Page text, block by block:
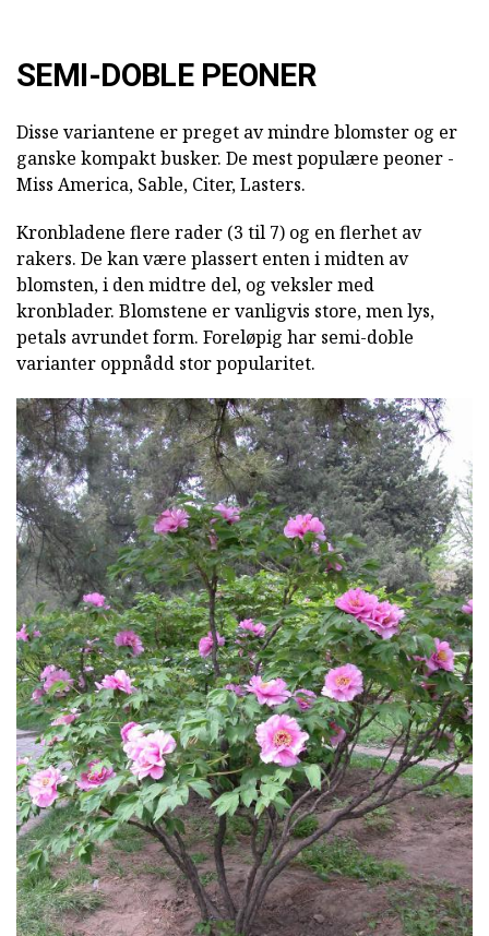
SEMI-DOBLE PEONER
Disse variantene er preget av mindre blomster og er
ganske kompakt busker. De mest populære peoner -
Miss America, Sable, Citer, Lasters.
Kronbladene flere rader (3 til 7) og en flerhet av
rakers. De kan være plassert enten i midten av
blomsten, i den midtre del, og veksler med
kronblader. Blomstene er vanligvis store, men lys,
petals avrundet form. Foreløpig har semi-doble
varianter oppnådd stor popularitet.